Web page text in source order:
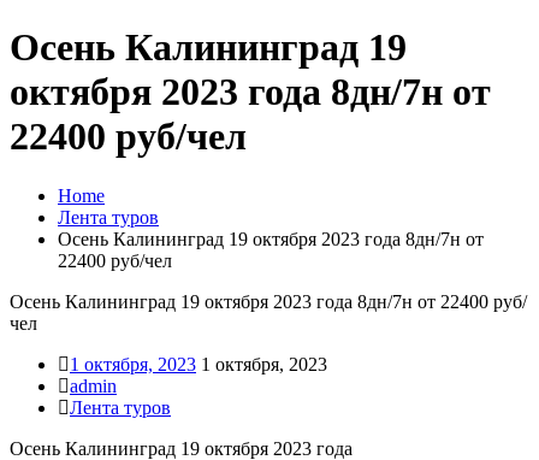
Осень Калининград 19
октября 2023 года 8дн/7н от
22400 руб/чел
Home
Лента туров
Осень Калининград 19 октября 2023 года 8дн/7н от
22400 руб/чел
Осень Калининград 19 октября 2023 года 8дн/7н от 22400 руб/
чел
1 октября, 2023 1 октября, 2023
admin
Лента туров
Осень Калининград 19 октября 2023 года